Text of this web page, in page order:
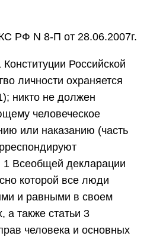
РФ N 8-П от 28.06.2007г.
Российской
личности охраняется
никто не должен
человеческое
или наказанию (часть
1 Всеобщей декларации
которой все люди
и равными в своем
а также статьи 3
человека и основных